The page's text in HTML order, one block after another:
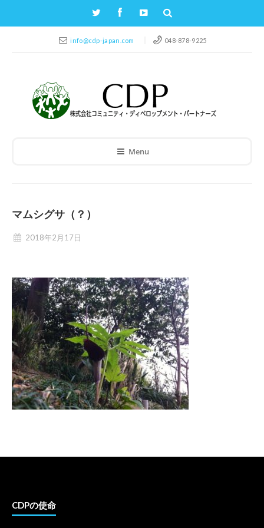
info@cdp-japan.com 048-878-9225
Menu
マムシグサ（？）
2018年2月17日
CDPの使命